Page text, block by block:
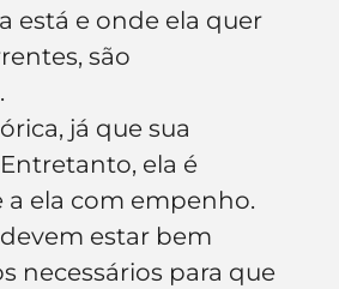
está e onde ela quer
são
já que sua
ela é
ela com empenho.
estar bem
necessários para que